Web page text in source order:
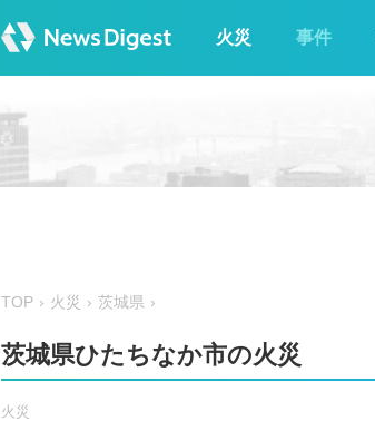
火災 事件
TOP 火災 茨城県
茨城県ひたちなか市の火災
火災